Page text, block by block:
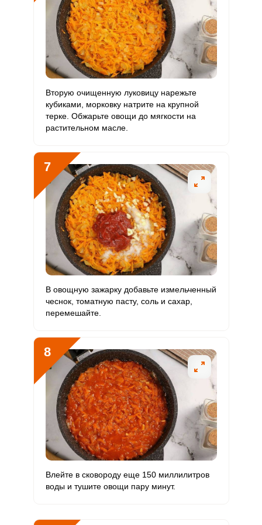
Вторую очищенную луковицу нарежьте
кубиками, морковку натрите на крупной
терке. Обжарьте овощи до мягкости на
растительном масле.
7
В овощную зажарку добавьте измельченный
чеснок, томатную пасту, соль и сахар,
перемешайте.
8
Влейте в сковороду еще 150 миллилитров
воды и тушите овощи пару минут.